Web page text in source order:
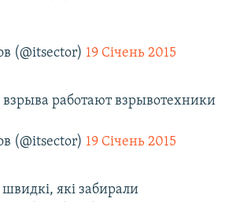
(@itsector) 19 Січень 2015
работают взрывотехники
(@itsector) 19 Січень 2015
швидкі, які забирали